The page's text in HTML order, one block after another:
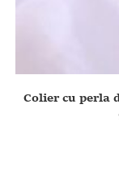
Colier cu perla